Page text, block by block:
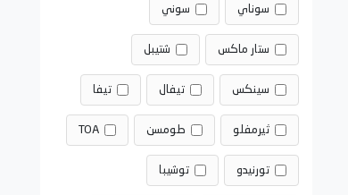
سوناي سوني
ستار ماكس شتيبل
سينكس تيفال تيفا
ثيرمفلو طومسن TOA
تورنيدو توشيبا